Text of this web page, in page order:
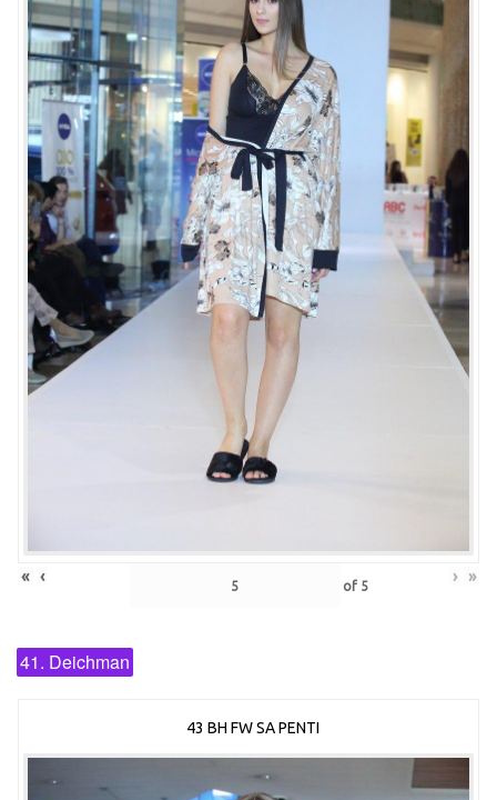
« ‹ of 5 › »
41. Deichman
43 BH FW SA PENTI